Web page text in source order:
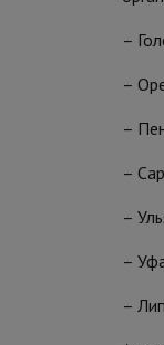
–
–
–
–
–
–
–